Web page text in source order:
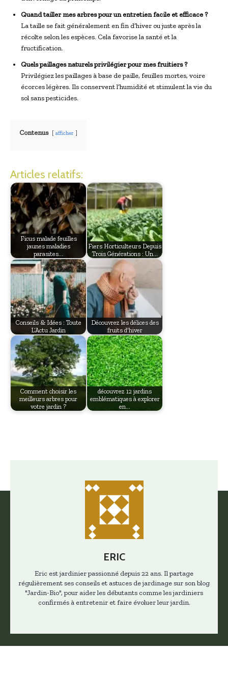
Quand tailler mes arbres pour un entretien facile et efficace ?
La taille se fait généralement en fin d’hiver ou juste après la
récolte selon les espèces. Cela favorise la santé et la
fructification.
Quels paillages naturels privilégier pour mes fruitiers ?
Privilégiez les paillages à base de paille, feuilles mortes, voire
écorces légères. Ils conservent l’humidité et stimulent la vie du
sol sans pesticides.
Contenus afficher
Articles relatifs:
Ficus malade feuilles
jaunes maladies
parasites…
Fiers Horticulteurs Depuis
Trois Générations : Un…
Conseils & Idées : Toute
L’Actu Jardin
Découvrez les délices des
fruits d'hiver
Comment choisir les
meilleurs arbres pour
votre jardin ?
découvrez 12 jardins
emblématiques à explorer
en…
ERIC
Eric est jardinier passionné depuis 22 ans. Il partage
régulièrement ses conseils et astuces de jardinage sur son blog
"Jardin-Bio", pour aider les débutants comme les jardiniers
confirmés à entretenir et faire évoluer leur jardin.